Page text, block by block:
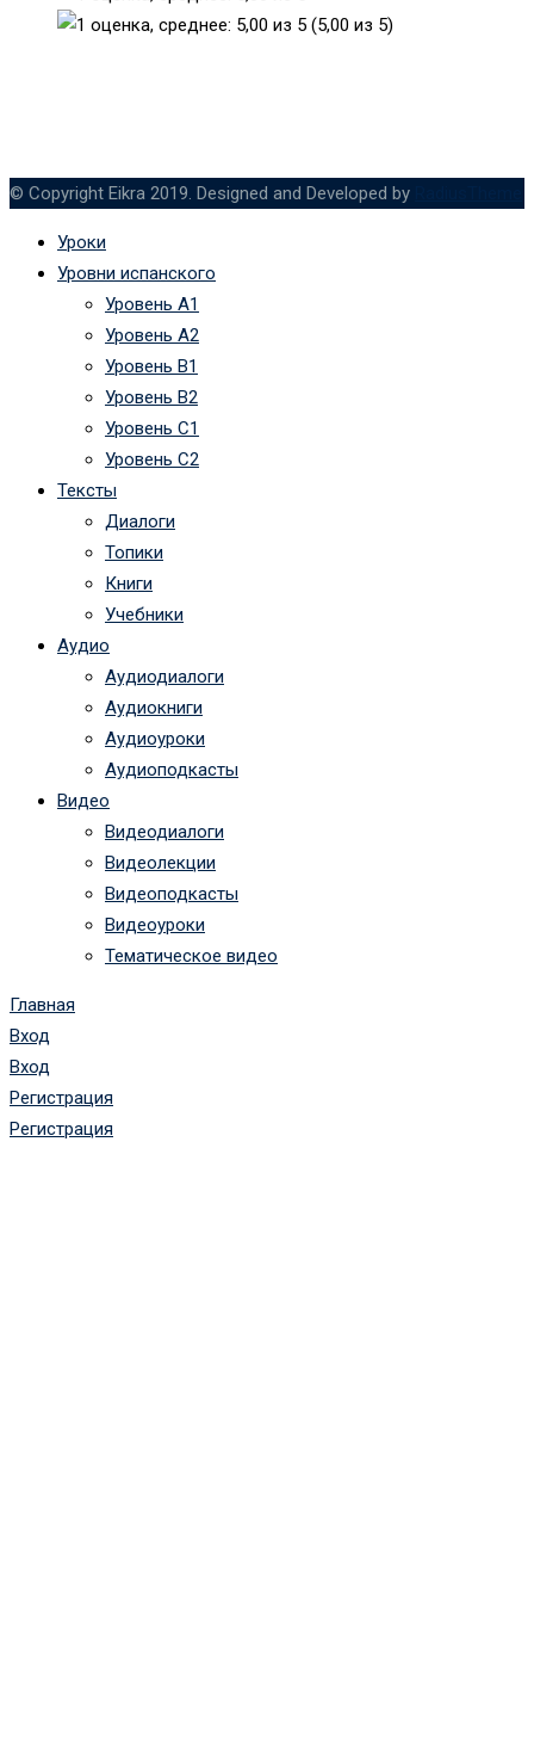
(5,00 из 5)
© Copyright Eikra 2019. Designed and Developed by
Уроки
Уровни испанского
Уровень А1
Уровень А2
Уровень B1
Уровень B2
Уровень C1
Уровень C2
Тексты
Диалоги
Топики
Книги
Учебники
Аудио
Аудиодиалоги
Аудиокниги
Аудиоуроки
Аудиоподкасты
Видео
Видеодиалоги
Видеолекции
Видеоподкасты
Видеоуроки
Тематическое видео
Главная
Вход
Вход
Регистрация
Регистрация